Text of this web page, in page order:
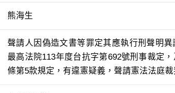
熊海生
聲請人因偽造文書等罪定其應執行刑聲明
最高法院113年度台抗字第692號刑事裁定
條第5款規定，有違憲疑義，聲請憲法法庭裁